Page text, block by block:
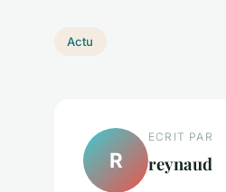
Actu
R
ECRIT PAR
reynaud